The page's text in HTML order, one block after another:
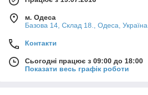
м. Одеса
Базова 14, Склад 18., Одеса, Україна
Контакти
Сьогодні працює з 09:00 до 18:00
Показати весь графік роботи